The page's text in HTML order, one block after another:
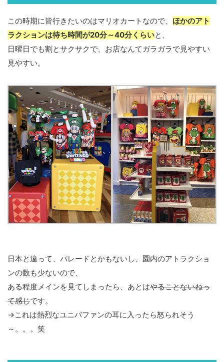
この時期に皆行きたいのはマリオカートなので、 ほかのアト
ラクションは待ち時間が20分～40分くらいと、
日曜日でも割とサクサクで、お店なんてガラガラで見やすい
見やすい。
日本と違って、パレードとかもないし、園内のアトラクショ
ンの数も少ないので、
ある程度メインを見てしまったら、あとはやることないねっ
て感じです。
→これは熱烈なユニバファンの耳に入ったら怒られそう
～。。。笑